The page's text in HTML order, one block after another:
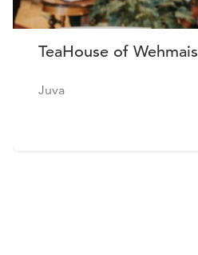
TeaHouse of Wehmais
Juva